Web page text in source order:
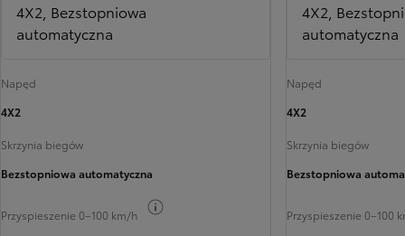
4X2, Bezstopniowa
automatyczna
Napęd
4X2
Skrzynia biegów
Bezstopniowa automatyczna
Przyspieszenie 0–100 km/h
4X2,
automatyczna
Napęd
4X2
Skrzynia biegów
Bezstopniowa
Przyspieszenie 0–100